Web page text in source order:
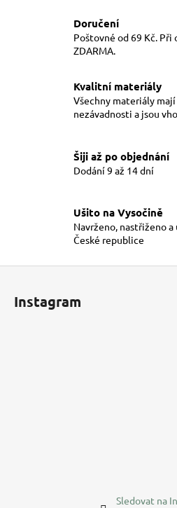
c
r
v
k
v
ý
s
u
á
n
Doručení
Poštovné od 69 Kč. Při
ZDARMA.
Kvalitní materiály
Všechny materiály
nezávadnosti a jsou
Šiji až po objednání
Dodání 9 až 14 dní
Ušito na Vysočině
Navrženo, nastřiženo
České republice
Instagram
Sledovat na